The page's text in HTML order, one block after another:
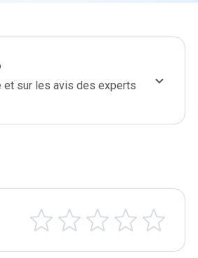
et sur les avis des experts